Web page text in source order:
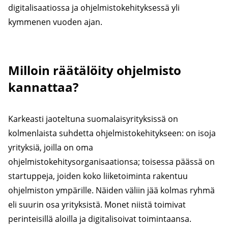
digitalisaatiossa ja ohjelmistokehityksessä yli
kymmenen vuoden ajan.
Milloin räätälöity ohjelmisto
kannattaa?
Karkeasti jaoteltuna suomalaisyrityksissä on
kolmenlaista suhdetta ohjelmistokehitykseen: on isoja
yrityksiä, joilla on oma
ohjelmistokehitysorganisaationsa; toisessa päässä on
startuppeja, joiden koko liiketoiminta rakentuu
ohjelmiston ympärille. Näiden väliin jää kolmas ryhmä
eli suurin osa yrityksistä. Monet niistä toimivat
perinteisillä aloilla ja digitalisoivat toimintaansa.